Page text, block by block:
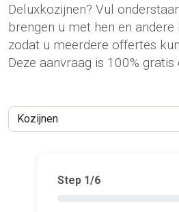
Deluxkozijnen? Vul
brengen u met hen en
zodat u meerdere offertes
Deze aanvraag is 100% gratis
Step 1/6